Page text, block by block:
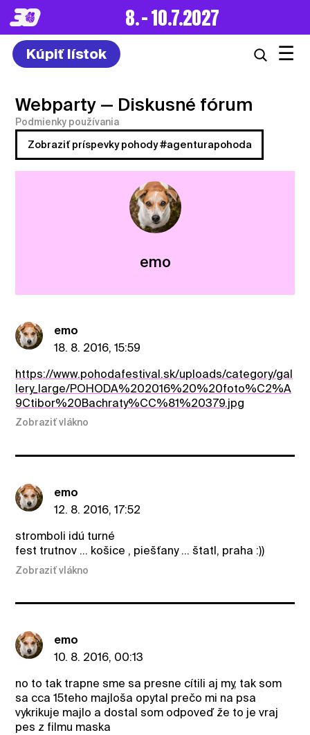
8. – 10.7.2027
Kúpiť lístok ☰
Webparty — Diskusné fórum
Podmienky používania
Zobraziť príspevky pohody #agenturapohoda
emo
emo
18. 8. 2016, 15:59
https://www.pohodafestival.sk/uploads/category/gal
lery_large/POHODA%202016%20%20foto%C2%A
9Ctibor%20Bachraty%CC%81%20379.jpg
Zobraziť vlákno
emo
12. 8. 2016, 17:52
stromboli idú turné
fest trutnov ... košice , piešťany ... štatl, praha :))
Zobraziť vlákno
emo
10. 8. 2016, 00:13
no to tak trapne sme sa presne cítili aj my, tak som
sa cca 15teho majloša opytal prečo mi na psa
vykrikuje majlo a dostal som odpoveď že to je vraj
pes z filmu maska